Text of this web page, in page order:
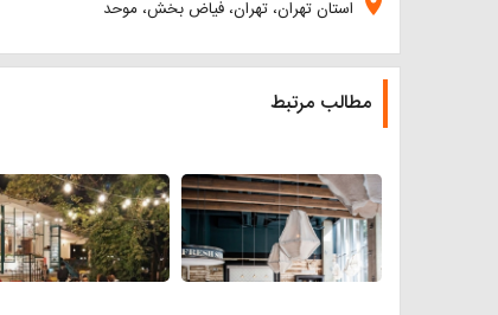
استان تهران، تهران، فیاض بخش، موحد
مطالب مرتبط